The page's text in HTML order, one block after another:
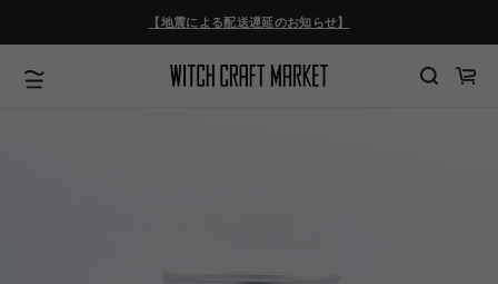
進
む
【地震による配送遅延のお知らせ】
カ